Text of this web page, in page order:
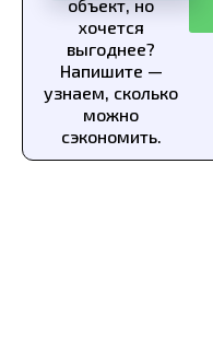
объект, но
хочется
выгоднее?
Напишите —
узнаем, сколько
можно
сэкономить.